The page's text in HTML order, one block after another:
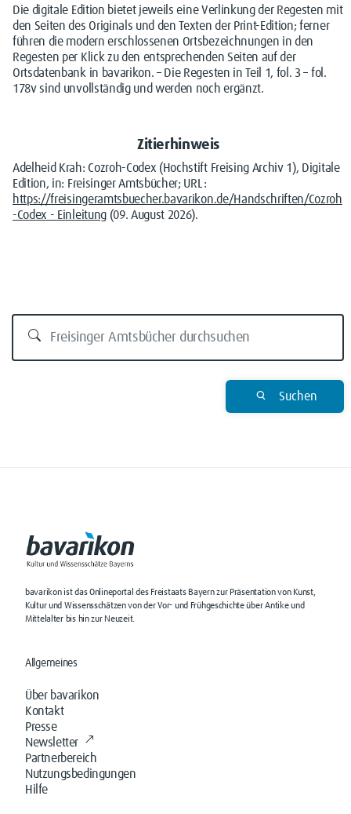
Die digitale Edition bietet jeweils eine Verlinkung der Regesten mit
den Seiten des Originals und den Texten der Print-Edition; ferner
führen die modern erschlossenen Ortsbezeichnungen in den
Regesten per Klick zu den entsprechenden Seiten auf der
Ortsdatenbank in bavarikon. – Die Regesten in Teil 1, fol. 3 – fol.
178v sind unvollständig und werden noch ergänzt.
Zitierhinweis
Adelheid Krah: Cozroh-Codex (Hochstift Freising Archiv 1), Digitale
Edition, in: Freisinger Amtsbücher; URL:
https://freisingeramtsbuecher.bavarikon.de/Handschriften/Cozroh
-Codex - Einleitung(09. August 2026).
Suchen
bavarikon ist das Onlineportal des Freistaats Bayern zur Präsentation von Kunst,
Kultur und Wissensschätzen von der Vor- und Frühgeschichte über Antike und
Mittelalter bis hin zur Neuzeit.
Allgemeines
Über bavarikon
Kontakt
Presse
Newsletter
Partnerbereich
Nutzungsbedingungen
Hilfe